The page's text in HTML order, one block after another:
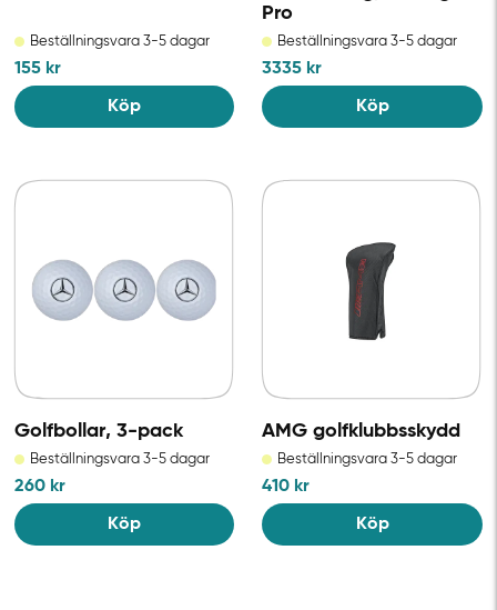
Beställningsvara 3-5 dagar
155 kr
Köp
Pro
Beställningsvara 3-5 dagar
3335 kr
Köp
Golfbollar, 3-pack
Beställningsvara 3-5 dagar
260 kr
Köp
AMG golfklubbsskydd
Beställningsvara 3-5 dagar
410 kr
Köp